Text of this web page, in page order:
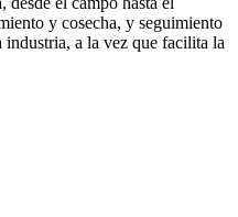
y cosecha, y seguimiento
a la vez que facilita la